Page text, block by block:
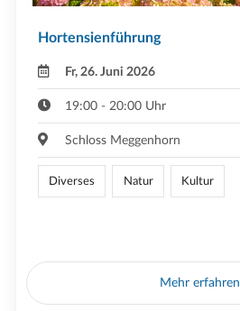
Hortensienführung
Fr, 26. Juni 2026
19:00 - 20:00 Uhr
Schloss Meggenhorn
Diverses Natur Kultur
Mehr erfahren